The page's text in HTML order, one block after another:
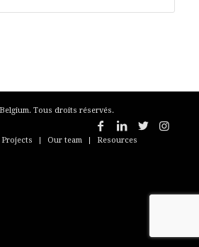
Tous droits réservés.
Our team Resources